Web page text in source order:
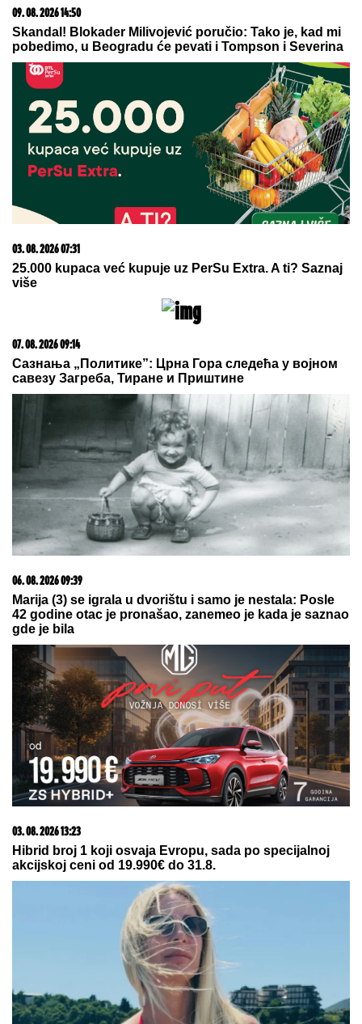
"Najlepše uspomene"
MLADIĆ (21) POSLE TUČE NOŽEM
Sajma u Beogradu: Policija odmah
ZADESILA NOVA NEPRIJATNOST NA
ADI BOJANIProlazi kroz agoniju,
oglasila se i otkrila šta se dešava
nakon haosa sa Terzom